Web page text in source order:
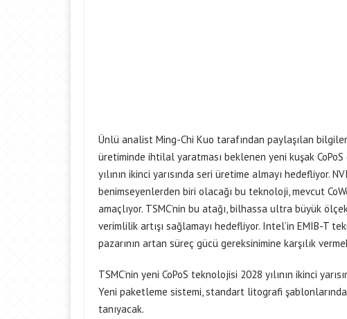
Ünlü analist Ming-Chi Kuo tarafından paylaşılan
üretiminde ihtilal yaratması beklenen yeni kuşak
yılının ikinci yarısında seri üretime almayı hedefliyor.
benimseyenlerden biri olacağı bu teknoloji, mevcut
amaçlıyor. TSMC’nin bu atağı, bilhassa ultra büyük
verimlilik artışı sağlamayı hedefliyor. Intel’in EMIB-T
pazarının artan süreç gücü gereksinimine karşılık
TSMC’nin yeni CoPoS teknolojisi 2028 yılının ikinci
Yeni paketleme sistemi, standart litografi
tanıyacak.